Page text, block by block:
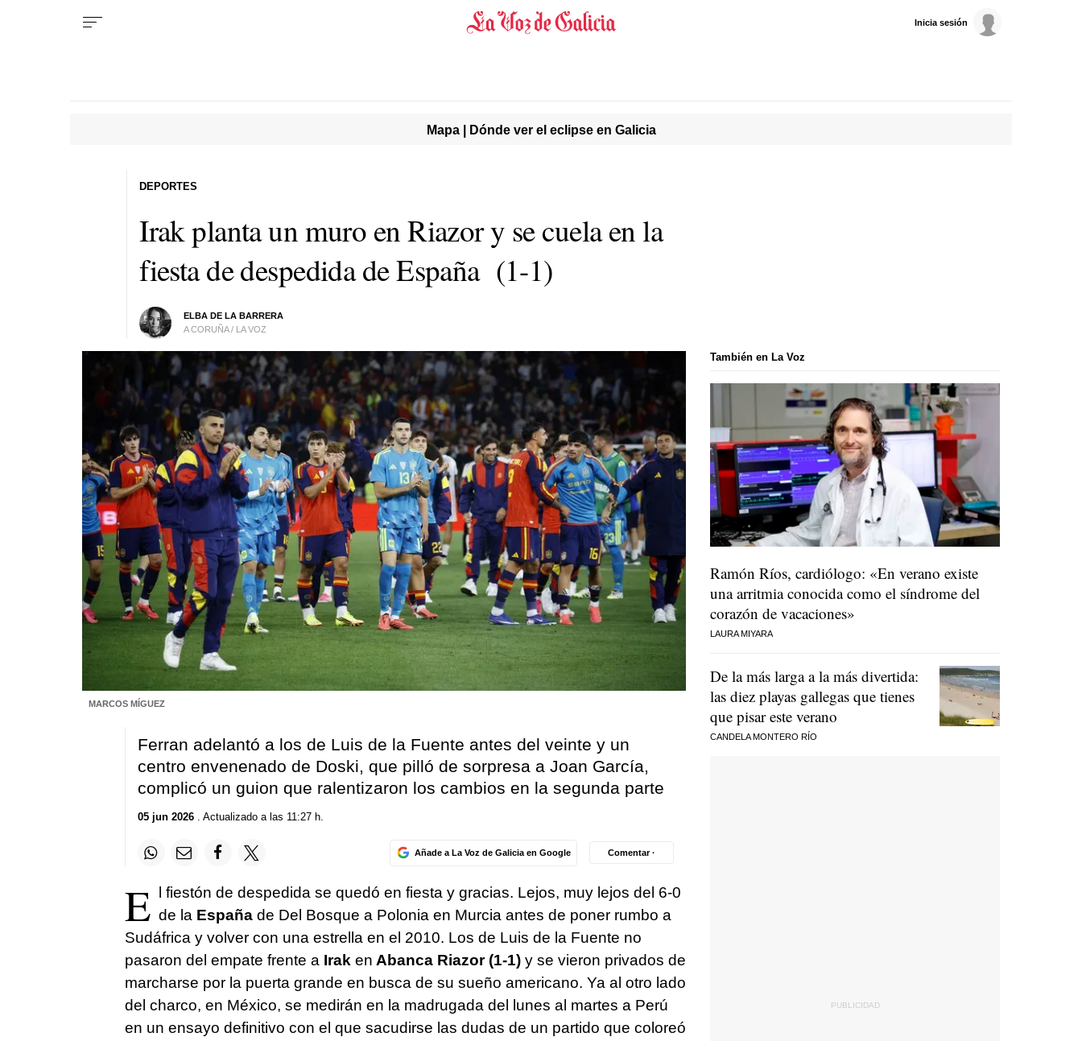
Inicia sesión
Mapa | Dónde ver el eclipse en Galicia
Irak planta un muro en Riazor y se cuela en la
fiesta de despedida de España (1-1)
ELBA DE LA BARRERA
A CORUÑA / LA VOZ
DEPORTES
MARCOS MÍGUEZ
Ferran adelantó a los de Luis de la Fuente antes del veinte y un
centro envenenado de Doski, que pilló de sorpresa a Joan García,
complicó un guion que ralentizaron los cambios en la segunda parte
05 jun 2026. Actualizado a las 11:27 h.
Añade a La Voz de Galicia en Google Comentar ·
E
l fiestón de despedida se quedó en fiesta y gracias. Lejos, muy lejos del 6-0
de la Españade Del Bosque a Polonia en Murcia antes de poner rumbo a
Sudáfrica y volver con una estrella en el 2010. Los de Luis de la Fuente no
pasaron del empate frente a Iraken Abanca Riazor (1-1)y se vieron privados de
marcharse por la puerta grande en busca de su sueño americano. Ya al otro lado
del charco, en México, se medirán en la madrugada del lunes al martes a Perú
en un ensayo definitivo con el que sacudirse las dudas de un partido que coloreó
También en La Voz
Ramón Ríos, cardiólogo: «En verano existe
una arritmia conocida como el síndrome del
corazón de vacaciones»
LAURA MIYARA
De la más larga a la más divertida:
las diez playas gallegas que tienes
que pisar este verano
CANDELA MONTERO RÍO